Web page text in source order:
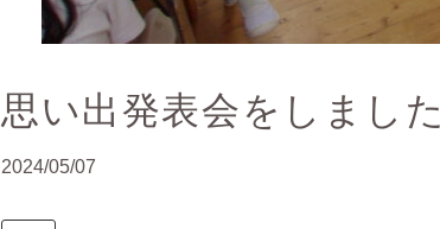
思い出発表会をしました
2024/05/07